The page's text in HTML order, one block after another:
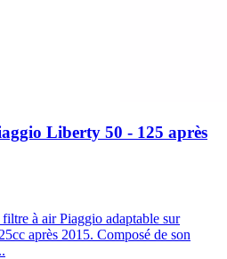
Liberty 50 - 125 après
à air Piaggio adaptable sur
après 2015. Composé de son